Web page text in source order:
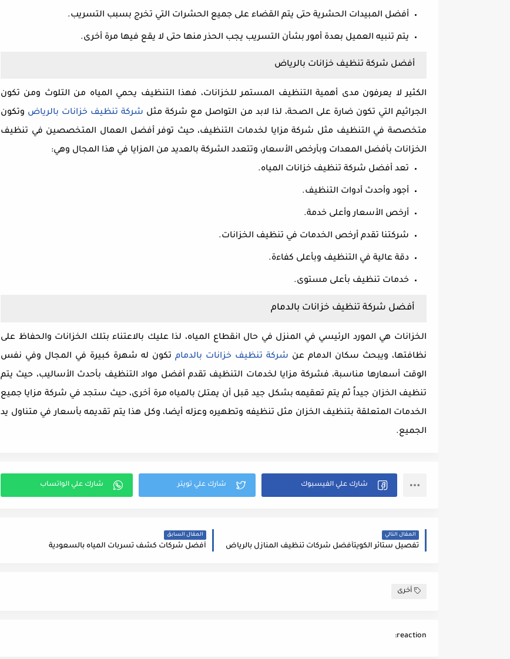
أفضل المبيدات الحشرية حتى يتم القضاء على جميع الحشرات التي تخرج بسبب التسريب.
يتم تنبيه العميل بعدة أمور بشأن التسريب يجب الحذر منها حتى لا يقع فيها مرة أخرى.
أفضل شركة تنظيف خزانات بالرياض
الكثير لا يعرفون مدى أهمية التنظيف المستمر للخزانات، فهذا التنظيف يحمي المياه من التلوث ومن تكون
الجراثيم التي تكون ضارة على الصحة، لذا لابد من التواصل مع شركة مثل شركة تنظيف خزانات بالرياض وتكون
متخصصة في التنظيف مثل شركة مزايا لخدمات التنظيف، حيث توفر أفضل العمال المتخصصين في تنظيف
الخزانات بأفضل المعدات وبأرخص الأسعار، وتتعدد الشركة بالعديد من المزايا في هذا المجال وهي:
تعد أفضل شركة تنظيف خزانات المياه.
أجود وأحدث أدوات التنظيف.
أرخص الأسعار وأعلى خدمة.
شركتنا تقدم أرخص الخدمات في تنظيف الخزانات.
دقة عالية في التنظيف وبأعلى كفاءة.
خدمات تنظيف بأعلى مستوى.
أفضل شركة تنظيف خزانات بالدمام
الخزانات هي المورد الرئيسي في المنزل في حال انقطاع المياه، لذا عليك بالاعتناء بتلك الخزانات والحفاظ على
نظافتها، ويبحث سكان الدمام عن شركة تنظيف خزانات بالدمام تكون له شهرة كبيرة في المجال وفي نفس
الوقت أسعارها مناسبة، فشركة مزايا لخدمات التنظيف تقدم أفضل مواد التنظيف بأحدث الأساليب، حيث يتم
تنظيف الخزان جيداً ثم يتم تعقيمه بشكل جيد قبل أن يمتلئ بالمياه مرة أخرى، حيث ستجد في شركة مزايا جميع
الخدمات المتعلقة بتنظيف الخزان مثل تنظيفه وتطهيره وعزله أيضا، وكل هذا يتم تقديمه بأسعار في متناول يد
الجميع.
المقال التالي
تفصيل ستائر الكويتأفضل شركات تنظيف المنازل بالرياض
المقال السابق
أفضل شركات كشف تسربات المياه بالسعودية
أخرى
reaction: